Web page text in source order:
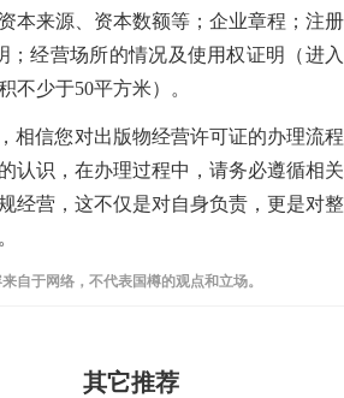
本来源、资本数额等；企业章程；注册
；经营场所的情况及使用权证明（进入
不少于50平方米）。
相信您对出版物经营许可证的办理流程
认识，在办理过程中，请务必遵循相关
经营，这不仅是对自身负责，更是对整
自于网络，不代表国樽的观点和立场。
其它推荐